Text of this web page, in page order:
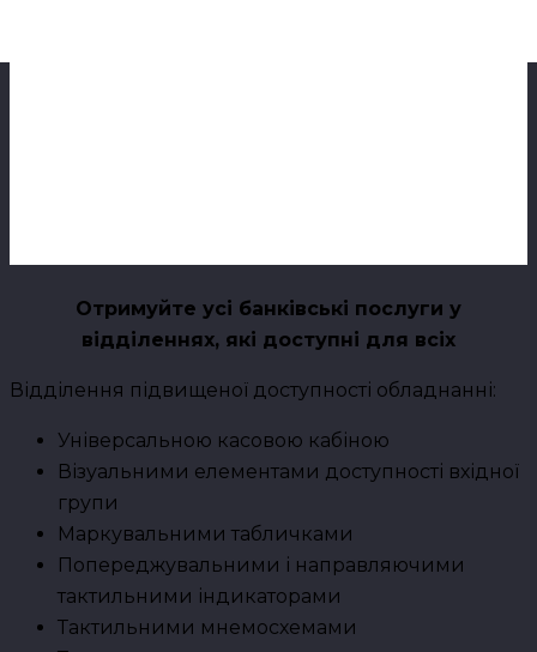
Отримуйте усі банківські послуги у
відділеннях, які доступні для всіх
Відділення підвищеної доступності обладнанні:
Універсальною касовою кабіною
Візуальними елементами доступності вхідної
групи
Маркувальними табличками
Попереджувальними і направляючими
тактильними індикаторами
Тактильними мнемосхемами